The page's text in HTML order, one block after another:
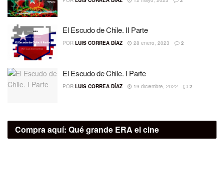
El Escudo de Chile. II Parte
POR LUIS CORREA DÍAZ 28 enero, 2023 2
El Escudo de Chile. I Parte
POR LUIS CORREA DÍAZ 19 diciembre, 2022 2
Compra aquí: Qué grande ERA el cine